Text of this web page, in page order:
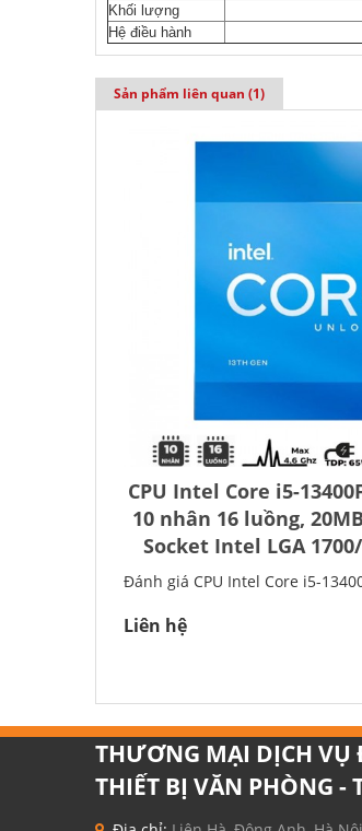
Khối lượng
Hệ điều hành
Sản phẩm liên quan (1)
CPU Intel Core i5-
10 nhân 16 luồng,
Socket Intel LGA
Đánh giá CPU Intel Core i5-
nhân 16 luồng, 20MB Cache,
Liên hệ
THƯƠNG MẠI DỊCH
THIẾT BỊ VĂN PHÒNG -